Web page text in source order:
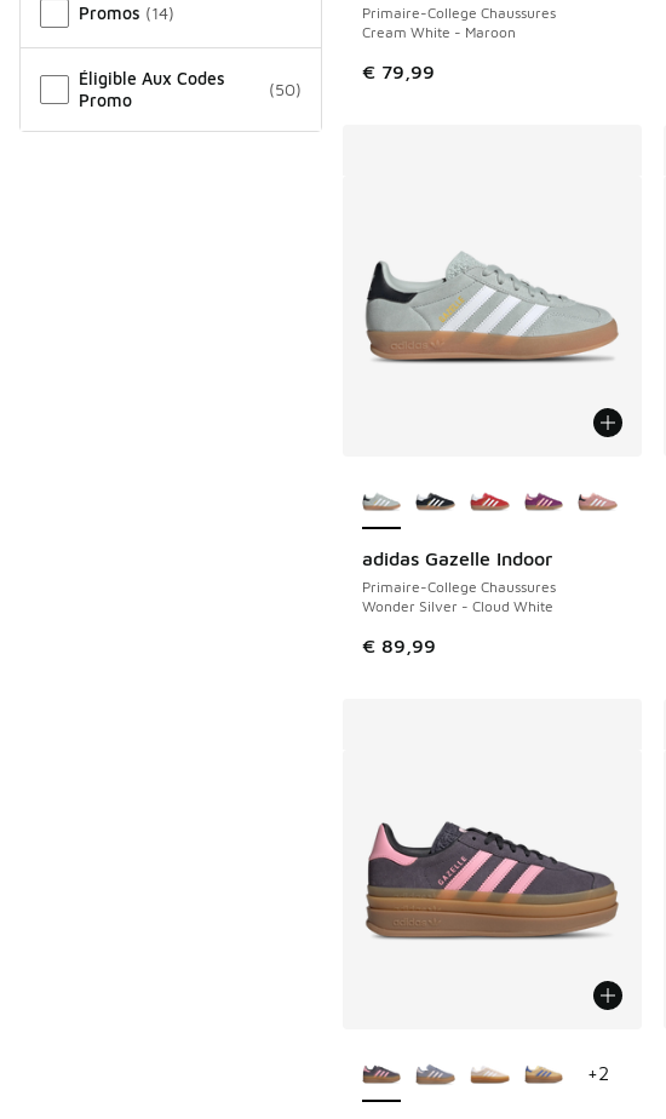
Promos (14)
Éligible Aux Codes
Promo
(50)
Primaire-College Chaussures
Cream White - Maroon
€ 79,99
adidas Gazelle Indoor
Primaire-College Chaussures
Wonder Silver - Cloud White
€ 89,99
+2